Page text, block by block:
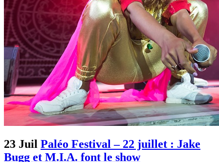
23 Juil Paléo Festival – 22 juillet : Jake
Bugg et M.I.A. font le show